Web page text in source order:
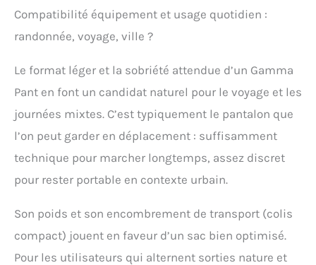
Compatibilité équipement et usage quotidien :
randonnée, voyage, ville ?
Le format léger et la sobriété attendue d’un Gamma
Pant en font un candidat naturel pour le voyage et les
journées mixtes. C’est typiquement le pantalon que
l’on peut garder en déplacement : suffisamment
technique pour marcher longtemps, assez discret
pour rester portable en contexte urbain.
Son poids et son encombrement de transport (colis
compact) jouent en faveur d’un sac bien optimisé.
Pour les utilisateurs qui alternent sorties nature et